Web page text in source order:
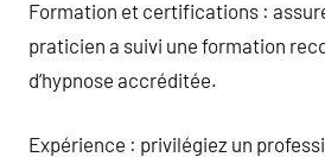
Formation et certifications :
praticien a suivi une formation
d’hypnose accréditée.
Expérience : privilégiez un